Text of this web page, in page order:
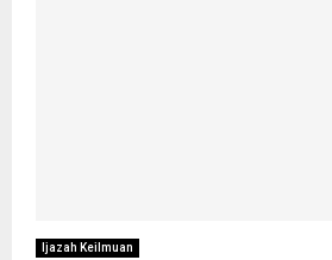
Ijazah Keilmuan